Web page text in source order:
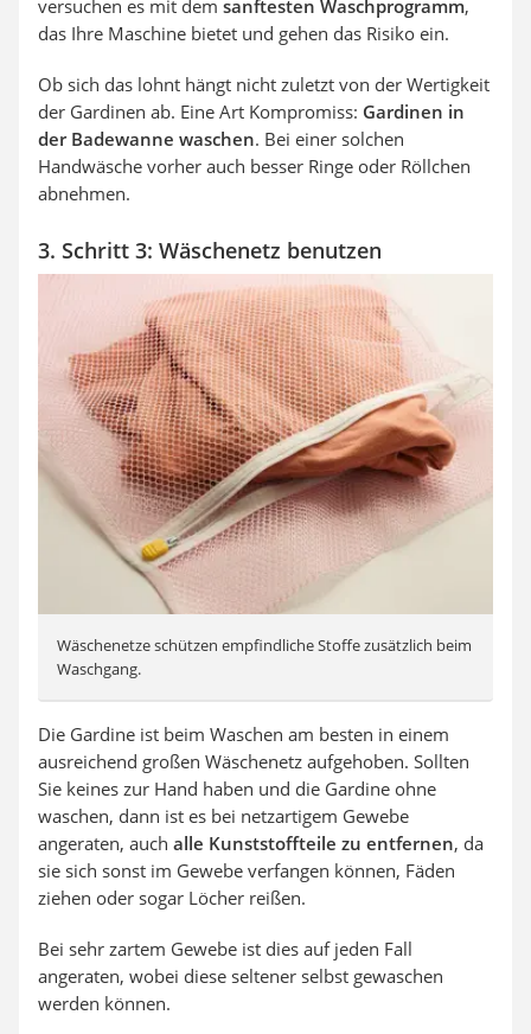
versuchen es mit dem sanftesten Waschprogramm,
das Ihre Maschine bietet und gehen das Risiko ein.
Ob sich das lohnt hängt nicht zuletzt von der Wertigkeit
der Gardinen ab. Eine Art Kompromiss: Gardinen in
der Badewanne waschen. Bei einer solchen
Handwäsche vorher auch besser Ringe oder Röllchen
abnehmen.
3. Schritt 3: Wäschenetz benutzen
Wäschenetze schützen empfindliche Stoffe zusätzlich beim
Waschgang.
Die Gardine ist beim Waschen am besten in einem
ausreichend großen Wäschenetz aufgehoben. Sollten
Sie keines zur Hand haben und die Gardine ohne
waschen, dann ist es bei netzartigem Gewebe
angeraten, auch alle Kunststoffteile zu entfernen, da
sie sich sonst im Gewebe verfangen können, Fäden
ziehen oder sogar Löcher reißen.
Bei sehr zartem Gewebe ist dies auf jeden Fall
angeraten, wobei diese seltener selbst gewaschen
werden können.